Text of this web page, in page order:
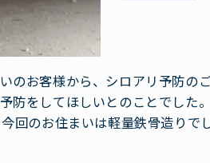
のお客様から、シロアリ予防の
防をしてほしいとのことでした
回のお住まいは軽量鉄骨造り